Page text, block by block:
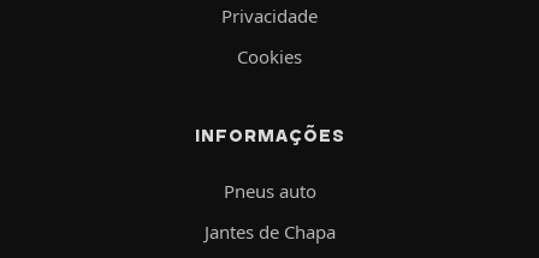
Privacidade
Cookies
INFORMAÇÕES
Pneus auto
Jantes de Chapa